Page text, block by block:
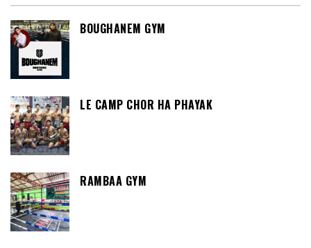
BOUGHANEM GYM
LE CAMP CHOR HA PHAYAK
RAMBAA GYM